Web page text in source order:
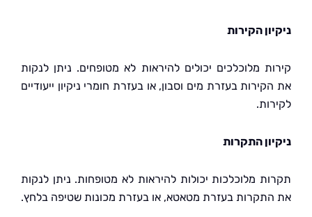
הקירות
מלוכלכים יכולים להיראות לא מטופחים. ניתן לנקות
בעזרת מים וסבון, או בעזרת חומרי ניקיון ייעודיים
התקרות
מלוכלכות יכולות להיראות לא מטופחות. ניתן לנקות
בעזרת מטאטא, או בעזרת מכונות שטיפה בלחץ.